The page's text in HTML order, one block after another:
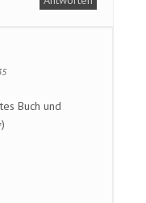
Buch und